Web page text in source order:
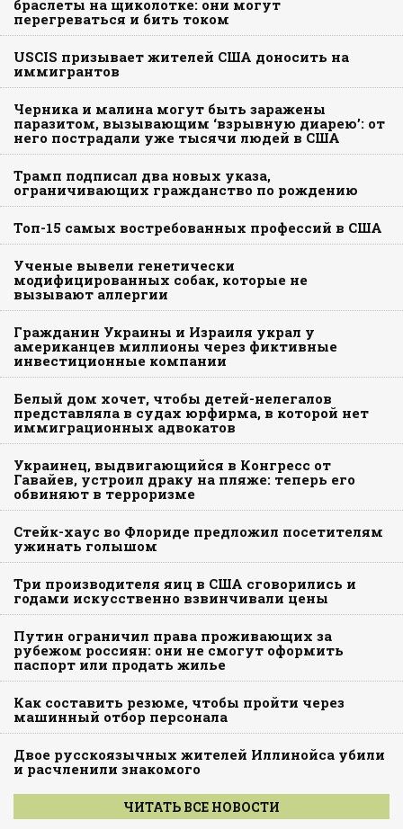
браслеты на щиколотке: они могут
перегреваться и бить током
USCIS призывает жителей США доносить на
иммигрантов
Черника и малина могут быть заражены
паразитом, вызывающим ‘взрывную диарею’: от
него пострадали уже тысячи людей в США
Трамп подписал два новых указа,
ограничивающих гражданство по рождению
Топ-15 самых востребованных профессий в США
Ученые вывели генетически
модифицированных собак, которые не
вызывают аллергии
Гражданин Украины и Израиля украл у
американцев миллионы через фиктивные
инвестиционные компании
Белый дом хочет, чтобы детей-нелегалов
представляла в судах юрфирма, в которой нет
иммиграционных адвокатов
Украинец, выдвигающийся в Конгресс от
Гавайев, устроил драку на пляже: теперь его
обвиняют в терроризме
Стейк-хаус во Флориде предложил посетителям
ужинать голышом
Три производителя яиц в США сговорились и
годами искусственно взвинчивали цены
Путин ограничил права проживающих за
рубежом россиян: они не смогут оформить
паспорт или продать жилье
Как составить резюме, чтобы пройти через
машинный отбор персонала
Двое русскоязычных жителей Иллинойса убили
и расчленили знакомого
ЧИТАТЬ ВСЕ НОВОСТИ